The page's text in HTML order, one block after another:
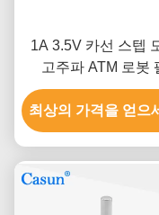
1A 3.5V 카선 스텝
고주파 ATM 로봇
Nema 14
최상의 가격을 얻으